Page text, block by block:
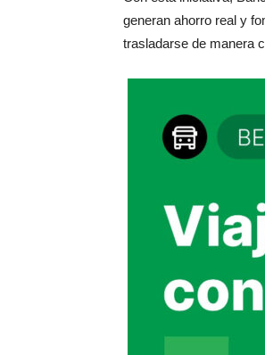
generan ahorro real y
trasladarse de manera